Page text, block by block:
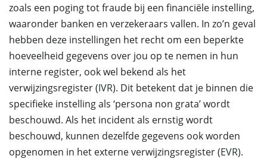
zoals een poging tot fraude bij een financiële instelling,
waaronder banken en verzekeraars vallen. In zo’n geval
hebben deze instellingen het recht om een beperkte
hoeveelheid gegevens over jou op te nemen in hun
interne register, ook wel bekend als het
verwijzingsregister (IVR). Dit betekent dat je binnen die
specifieke instelling als ‘persona non grata’ wordt
beschouwd. Als het incident als ernstig wordt
beschouwd, kunnen dezelfde gegevens ook worden
opgenomen in het externe verwijzingsregister (EVR).